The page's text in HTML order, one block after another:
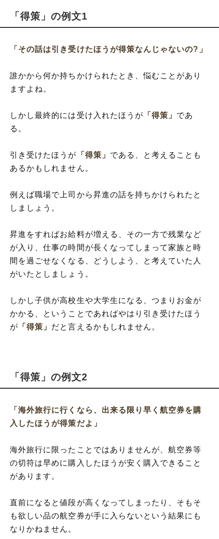
「得策」の例文1
「その話は引き受けたほうが得策なんじゃないの?」
誰かから何か持ちかけられたとき、悩むことがあり
ますよね。
しかし最終的には受け入れたほうが 「得策」 であ
る。
引き受けたほうが 「得策」 である、と考えることも
あるかもしれません。
例えば職場で上司から昇進の話を持ちかけられたと
しましょう。
昇進をすればお給料が増える、その一方で残業など
が入り、仕事の時間が長くなってしまって家族と時
間を過ごせなくなる、どうしよう、と考えていた人
がいたとしましょう。
しかし子供が高校生や大学生になる、つまりお金が
かかる、ということであればやはり引き受けたほう
が 「得策」 だと言えるかもしれません。
「得策」の例文2
「海外旅行に行くなら、出来る限り早く航空券を購
入したほうが得策だよ」
海外旅行に限ったことではありませんが、航空券等
の切符は早めに購入したほうが安く購入できること
があります。
直前になると値段が高くなってしまったり、そもそ
も欲しい品の航空券が手に入らないという結果にも
なりかねません。